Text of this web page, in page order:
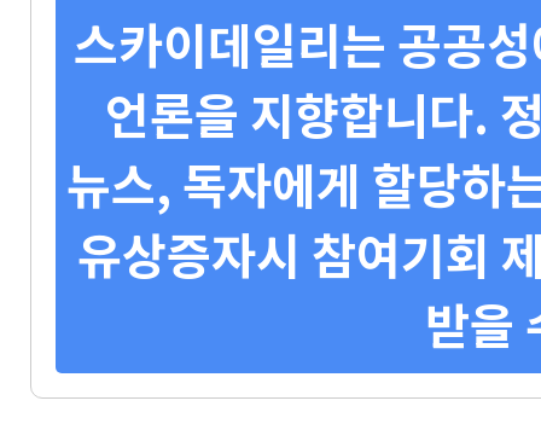
스카이데일리는 공공
언론을 지향합니다.
뉴스, 독자에게 할당하
유상증자시 참여기회
받을